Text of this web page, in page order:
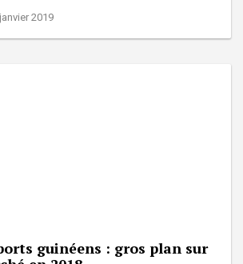
2019
guinéens : gros plan sur